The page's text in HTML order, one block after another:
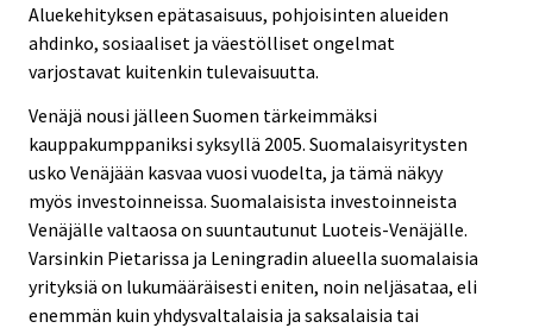
Aluekehityksen epätasaisuus, pohjoisinten alueiden
ahdinko, sosiaaliset ja väestölliset ongelmat
varjostavat kuitenkin tulevaisuutta.
Venäjä nousi jälleen Suomen tärkeimmäksi
kauppakumppaniksi syksyllä 2005. Suomalaisyritysten
usko Venäjään kasvaa vuosi vuodelta, ja tämä näkyy
myös investoinneissa. Suomalaisista investoinneista
Venäjälle valtaosa on suuntautunut Luoteis-Venäjälle.
Varsinkin Pietarissa ja Leningradin alueella suomalaisia
yrityksiä on lukumääräisesti eniten, noin neljäsataa, eli
enemmän kuin yhdysvaltalaisia ja saksalaisia tai